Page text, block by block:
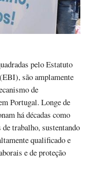
são amplamente
de
Portugal. Longe de
há décadas como
trabalho, sustentando
qualificado e
e de proteção